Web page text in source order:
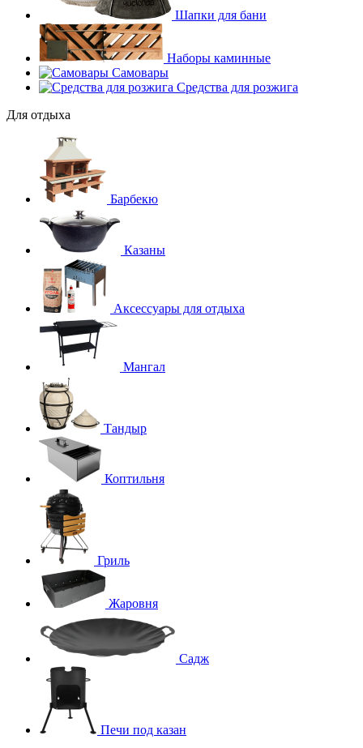
Шапки для бани
Наборы каминные
Самовары
Средства для розжига
Для отдыха
Барбекю
Казаны
Аксессуары для отдыха
Мангал
Тандыр
Коптильня
Гриль
Жаровня
Садж
Печи под казан